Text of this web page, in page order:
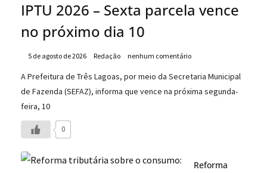
IPTU 2026 – Sexta parcela vence
no próximo dia 10
5 de agosto de 2026 Redação nenhum comentário
A Prefeitura de Três Lagoas, por meio da Secretaria Municipal
de Fazenda (SEFAZ), informa que vence na próxima segunda-
feira, 10
0
Reforma